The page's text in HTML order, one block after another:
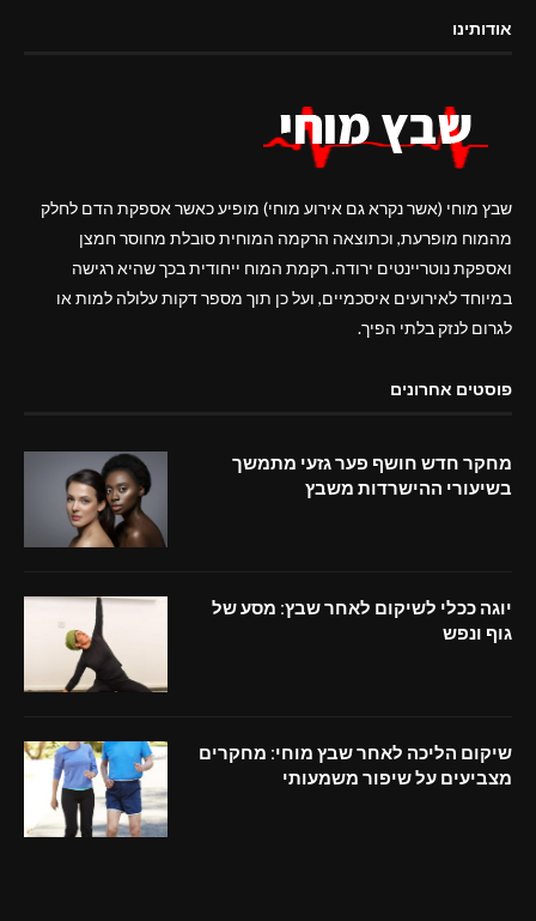
אודותינו
שבץ מוחי (אשר נקרא גם אירוע מוחי) מופיע כאשר אספקת הדם לחלק
מהמוח מופרעת, וכתוצאה הרקמה המוחית סובלת מחוסר חמצן
ואספקת נוטריינטים ירודה. רקמת המוח ייחודית בכך שהיא רגישה
במיוחד לאירועים איסכמיים, ועל כן תוך מספר דקות עלולה למות או
לגרום לנזק בלתי הפיך.
פוסטים אחרונים
מחקר חדש חושף פער גזעי מתמשך
בשיעורי ההישרדות משבץ
יוגה ככלי לשיקום לאחר שבץ: מסע של
גוף ונפש
שיקום הליכה לאחר שבץ מוחי: מחקרים
מצביעים על שיפור משמעותי